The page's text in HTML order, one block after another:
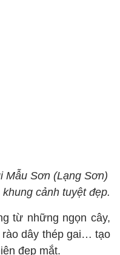
Mẫu Sơn (Lạng Sơn)
cảnh tuyệt đẹp.
từ những ngọn cây,
rào dây thép gai… tạo
đẹp mắt.